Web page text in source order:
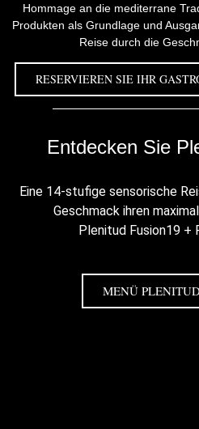
Hommage an die mediterrane
Produkten als Grundlage und
Reise durch die
RESERVIEREN SIE IHR
Entdecken Sie
Eine 14-stufige sensorische
Geschmack ihren
Plenitud Fusion19 +
MENÜ